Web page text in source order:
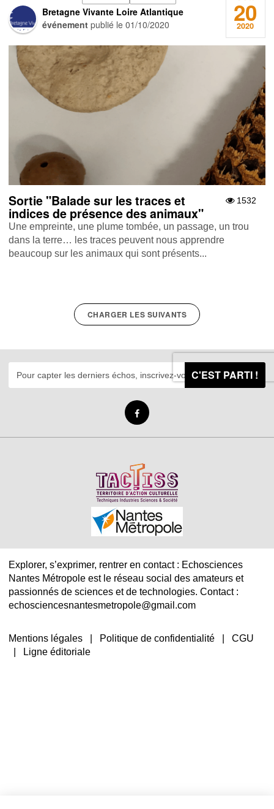
Bretagne Vivante Loire Atlantique
événement publié le01/10/2020 20
2020
1532
Sortie "Balade sur les traces et
indices de présence des animaux"
Une empreinte, une plume tombée, un passage, un trou
dans la terre… les traces peuvent nous apprendre
beaucoup sur les animaux qui sont présents...
CHARGER LES SUIVANTS
C'EST PARTI !
Explorer, s’exprimer, rentrer en contact : Echosciences
Nantes Métropole est le réseau social des amateurs et
passionnés de sciences et de technologies. Contact :
echosciencesnantesmetropole@gmail.com
Mentions légales Politique de confidentialité |CGU
Ligne éditoriale